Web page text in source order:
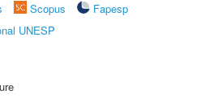
Scopus
Fapesp
UNESP